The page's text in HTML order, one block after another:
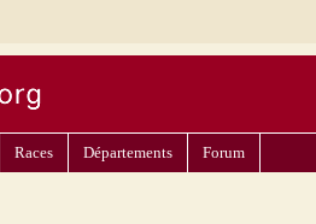
Races Départements Forum